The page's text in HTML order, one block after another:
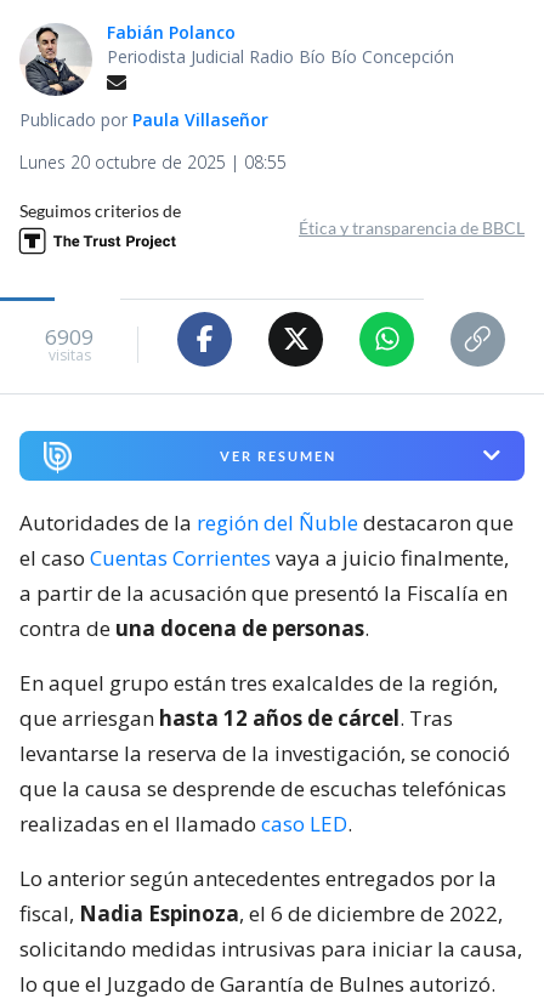
Fabián Polanco
Periodista Judicial Radio Bío Bío Concepción
Publicado por Paula Villaseñor
Lunes 20 octubre de 2025 | 08:55
Seguimos criterios de
Ética y transparencia de BBCL
6909
visitas
VER RESUMEN
Autoridades de la región del Ñubledestacaron que
el caso Cuentas Corrientes vaya a juicio finalmente,
a partir de la acusación que presentó la Fiscalía en
contra de una docena de personas.
En aquel grupo están tres exalcaldes de la región,
que arriesgan hasta 12 años de cárcel. Tras
levantarse la reserva de la investigación, se conoció
que la causa se desprende de escuchas telefónicas
realizadas en el llamado caso LED.
Lo anterior según antecedentes entregados por la
fiscal, Nadia Espinoza, el 6 de diciembre de 2022,
solicitando medidas intrusivas para iniciar la causa,
lo que el Juzgado de Garantía de Bulnes autorizó.